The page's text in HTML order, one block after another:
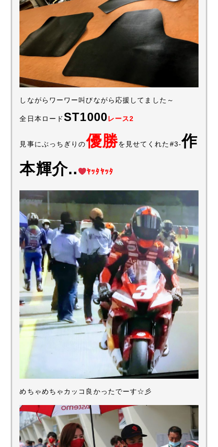
しながらワーワー叫びながら応援してました～
全日本ロードST1000レース2
見事にぶっちぎりの優勝を見せてくれた#3-作
本輝介..
ﾔｯﾀﾔｯﾀ
めちゃめちゃカッコ良かったでーす☆彡